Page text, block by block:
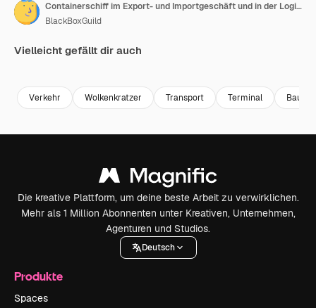
Containerschiff im Export- und Importgeschäft und in der Logistik
BlackBoxGuild
Vielleicht gefällt dir auch
Verkehr Wolkenkratzer Transport Terminal Bau
Die kreative Plattform, um deine beste Arbeit zu verwirklichen.
Mehr als 1 Million Abonnenten unter Kreativen, Unternehmen,
Agenturen und Studios.
Deutsch
Produkte
Spaces